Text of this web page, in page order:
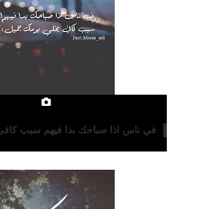
في ناس اذا صباحك بدا فيهم سبب